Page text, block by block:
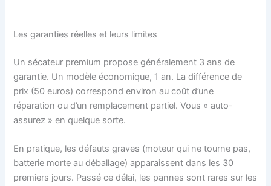
Les garanties réelles et leurs limites
Un sécateur premium propose généralement 3 ans de
garantie. Un modèle économique, 1 an. La différence de
prix (50 euros) correspond environ au coût d’une
réparation ou d’un remplacement partiel. Vous « auto-
assurez » en quelque sorte.
En pratique, les défauts graves (moteur qui ne tourne pas,
batterie morte au déballage) apparaissent dans les 30
premiers jours. Passé ce délai, les pannes sont rares sur les